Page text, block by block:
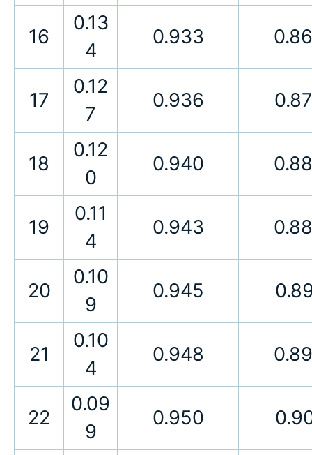
16
0.13
4
0.933
17
0.12
7
0.936
18
0.12
0
0.940
19
0.11
4
0.943
20
0.10
9
0.945
21
0.10
4
0.948
22
0.09
9
0.950